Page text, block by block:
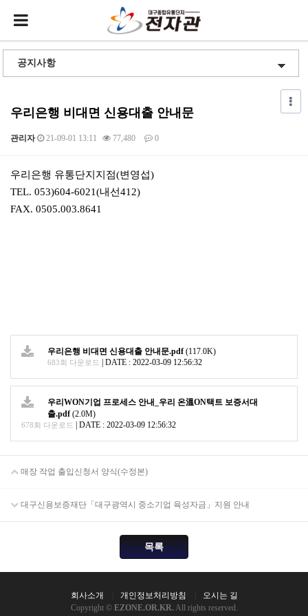
우리은행 비대면 신용대출 안내문
관리자 21-09-01 13:11 77,480 0
본문
우리은행 유통단지지점(변영섭)
TEL. 053)604-6021(내선412)
FAX. 0505.003.8641
우리은행 비대면 신용대출 안내문.pdf(117.0K)
683회 다운로드 DATE : 2022-03-09 12:56:32
우리WON기업 프로세스 안내_우리 온溫ON택트 보증서대
출.pdf(2.0M)
678회 다운로드 DATE : 2022-03-09 12:56:32
매장 작업 출입신청서 양식(수정본)
대구신용보증재단「대구광역시 중소기업 육성자금」지원 안내
목록
회사소개 개인정보처리방침
오시는 길
Copyright © EZONE.OR.KR. All rights reserved.